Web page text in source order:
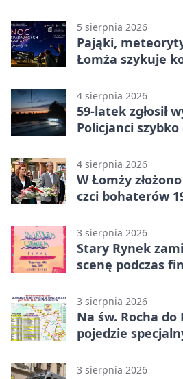
5 sierpnia 2026
Pająki,
Łomża szykuje
4 sierpnia 2026
59-latek zgłosił
Policjanci
4 sierpnia 2026
W Łomży
czci bohaterów
3 sierpnia 2026
Stary Rynek
scenę podczas
3 sierpnia 2026
Na św. Rocha
pojedzie
3 sierpnia 2026